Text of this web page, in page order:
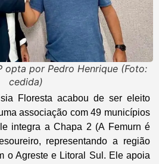
opta por Pedro Henrique (Foto:
cedida)
Floresta acabou de ser eleito
associação com 49 municípios
integra a Chapa 2 (A Femurn é
representando a região
o Agreste e Litoral Sul. Ele apoia